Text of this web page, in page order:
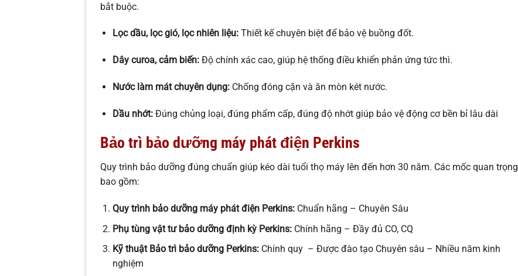
bắt buộc.
Lọc dầu, lọc gió, lọc nhiên liệu:Thiết kế chuyên biệt để bảo vệ buồng đốt.
Dây curoa, cảm biến:Độ chính xác cao, giúp hệ thống điều khiển phản ứng tức thì.
Nước làm mát chuyên dụng:Chống đóng cặn và ăn mòn két nước.
Dầu nhớt:Đúng chủng loại, đúng phẩm cấp, đúng độ nhớt giúp bảo vệ động cơ bền bỉ lâu dài
Bảo trì bảo dưỡng máy phát điện Perkins
Quy trình bảo dưỡng đúng chuẩn giúp kéo dài tuổi thọ máy lên đến hơn 30 năm. Các mốc quan trọng
bao gồm:
Quy trình bảo dưỡng máy phát điện Perkins: Chuẩn hãng – Chuyên Sâu
Phụ tùng vật tư bảo dưỡng định kỳ Perkins: Chính hãng – Đầy đủ CO, CQ
Kỹ thuật Bảo trì bảo dưỡng Perkins:Chính quy – Được đào tạo Chuyên sâu – Nhiều năm kinh
nghiệm